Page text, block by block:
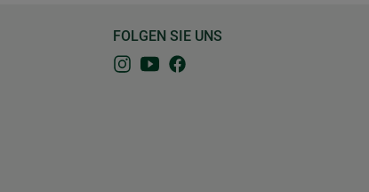
FOLGEN SIE UNS